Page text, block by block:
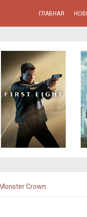
ГЛАВНАЯ
Monster Crown